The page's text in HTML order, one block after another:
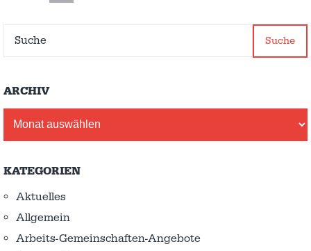
Suche
ARCHIV
KATEGORIEN
Aktuelles
Allgemein
Arbeits-Gemeinschaften-Angebote